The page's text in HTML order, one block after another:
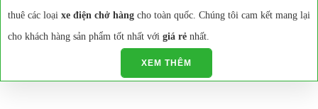
thuê các loại xe điện chở hàng cho toàn quốc. Chúng tôi cam kết mang lại
cho khách hàng sản phẩm tốt nhất với giá rẻ nhất.
kiểu dáng, rộng rãi thuận tiện cho vận chuyển
hàng hóa.
XEM THÊM